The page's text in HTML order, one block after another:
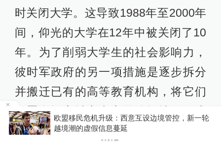
时关闭大学。这导致1988年至2000年
间，仰光的大学在12年中被关闭了10
年。为了削弱大学生的社会影响力，
彼时军政府的另一项措施是逐步拆分
并搬迁已有的高等教育机构，将它们
设置在远离城市中心的偏远地区。这
一系列措施的结果是高等教育系统彻
欧盟移民危机升级：西意互设边境管控，新一轮
越境潮的虚假信息蔓延